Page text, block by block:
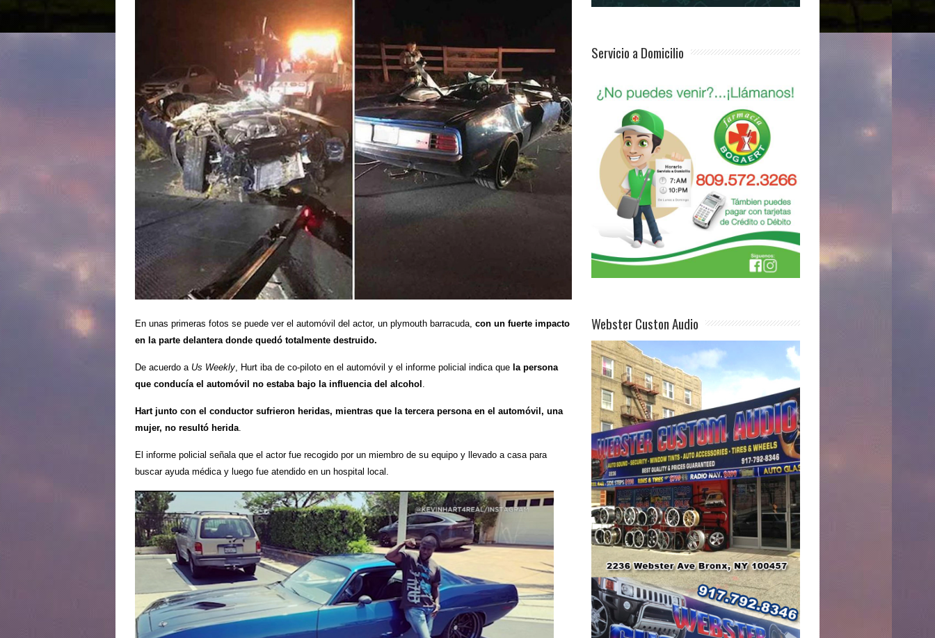
En unas primeras fotos se puede ver el automóvil del actor, un plymouth barracuda, con un fuerte impacto
en la parte delantera donde quedó totalmente destruido.
De acuerdo a Us Weekly, Hurt iba de co-piloto en el automóvil y el informe policial indica que la persona
que conducía el automóvil no estaba bajo la influencia del alcohol .
Hart junto con el conductor sufrieron heridas, mientras que la tercera persona en el automóvil, una
mujer, no resultó herida.
El informe policial señala que el actor fue recogido por un miembro de su equipo y llevado a casa para
buscar ayuda médica y luego fue atendido en un hospital local.
Servicio a Domicilio
Webster Custon Audio